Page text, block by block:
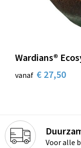
Wardians®
vanaf € 27,50
Voor alle